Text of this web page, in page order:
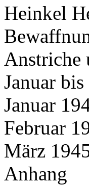
Heinkel
Anstriche
Januar
Januar
Februar
März
Anhang